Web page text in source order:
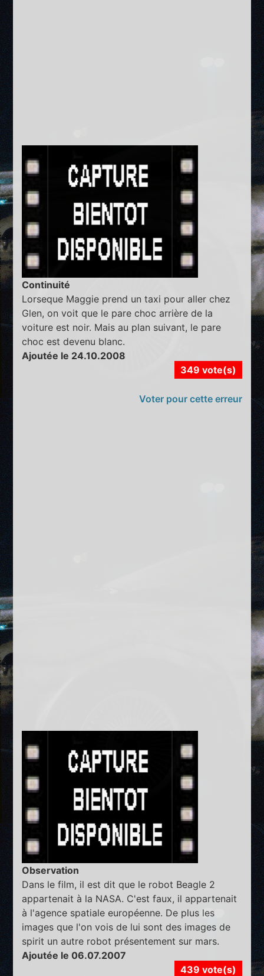
Continuité
Lorseque Maggie prend un taxi pour aller chez
Glen, on voit que le pare choc arrière de la
voiture est noir. Mais au plan suivant, le pare
choc est devenu blanc.
Ajoutée le 24.10.2008
349 vote(s)
Voter pour cette erreur
Observation
Dans le film, il est dit que le robot Beagle 2
appartenait à la NASA. C'est faux, il appartenait
à l'agence spatiale européenne. De plus les
images que l'on vois de lui sont des images de
spirit un autre robot présentement sur mars.
Ajoutée le 06.07.2007
439 vote(s)